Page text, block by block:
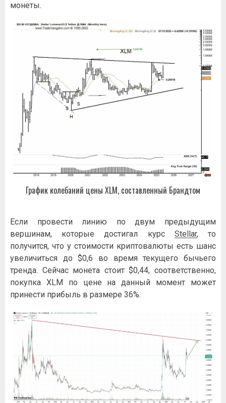
монеты.
График колебаний цены XLM, составленный Брандтом
Если провести линию по двум предыдущим
вершинам, которые достигал курс Stellar, то
получится, что у стоимости криптовалюты есть шанс
увеличиться до $0,6 во время текущего бычьего
тренда. Сейчас монета стоит $0,44, соответственно,
покупка XLM по цене на данный момент может
принести прибыль в размере 36%.